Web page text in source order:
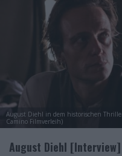
August Diehl in dem historischen
Camino Filmverleih)
August Diehl [Interview]